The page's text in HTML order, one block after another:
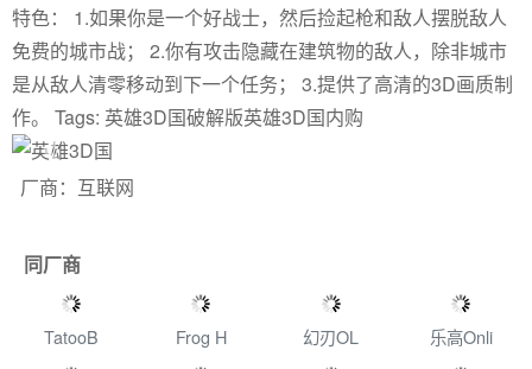
特色： 1.如果你是一个好战士，然后捡起枪和敌人摆脱敌人
免费的城市战； 2.你有攻击隐藏在建筑物的敌人，除非城市
是从敌人清零移动到下一个任务； 3.提供了高清的3D画质制
作。 Tags: 英雄3D国破解版英雄3D国内购
Previous
厂商：互联网
同厂商
TatooB Frog H 幻刃OL 乐高Onli